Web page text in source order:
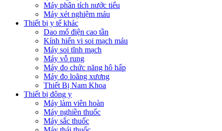
Máy phân tích nước tiểu
Máy xét nghiệm máu
Thiết bị y tế khác
Dao mổ điện cao tần
Kính hiển vi soi mạch máu
Máy soi tĩnh mạch
Máy vỗ rung
Máy đo chức năng hô hấp
Máy đo loãng xương
Thiết Bị Nam Khoa
Thiết bị đông y
Máy làm viên hoàn
Máy nghiền thuốc
Máy sắc thuốc